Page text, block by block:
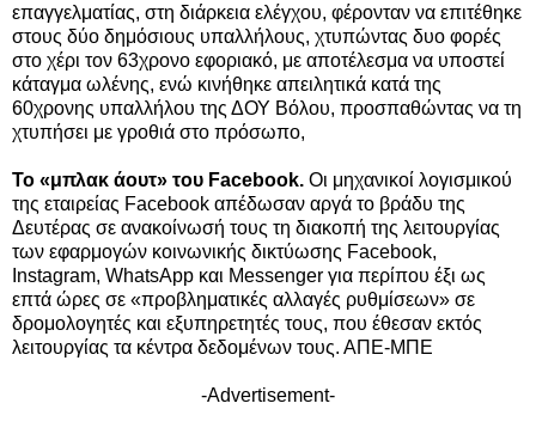
επαγγελματίας, στη διάρκεια ελέγχου, φέρονταν να επιτέθηκε
στους δύο δημόσιους υπαλλήλους, χτυπώντας δυο φορές
στο χέρι τον 63χρονο εφοριακό, με αποτέλεσμα να υποστεί
κάταγμα ωλένης, ενώ κινήθηκε απειλητικά κατά της
60χρονης υπαλλήλου της ΔΟΥ Βόλου, προσπαθώντας να τη
χτυπήσει με γροθιά στο πρόσωπο,
Το «μπλακ άουτ» του Facebook. Οι μηχανικοί λογισμικού
της εταιρείας Facebook απέδωσαν αργά το βράδυ της
Δευτέρας σε ανακοίνωσή τους τη διακοπή της λειτουργίας
των εφαρμογών κοινωνικής δικτύωσης Facebook,
Instagram, WhatsApp και Messenger για περίπου έξι ως
επτά ώρες σε «προβληματικές αλλαγές ρυθμίσεων» σε
δρομολογητές και εξυπηρετητές τους, που έθεσαν εκτός
λειτουργίας τα κέντρα δεδομένων τους. ΑΠΕ-ΜΠΕ
-Advertisement-